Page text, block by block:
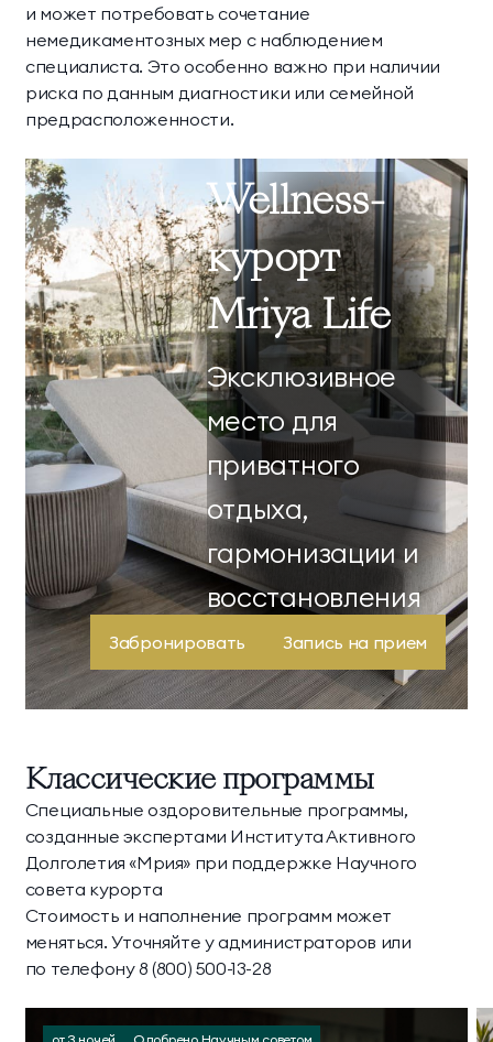
и может потребовать сочетание
немедикаментозных мер с наблюдением
специалиста. Это особенно важно при наличии
риска по данным диагностики или семейной
предрасположенности.
Wellness-
курорт
Mriya Life
Эксклюзивное
место для
приватного
отдыха,
гармонизации и
восстановления
здоровья.
Забронировать Запись на прием
Классические программы
Специальные оздоровительные программы,
созданные экспертами Института Активного
Долголетия «Мрия» при поддержке Научного
совета курорта
Стоимость и наполнение программ может
меняться. Уточняйте у администраторов или
по телефону 8 (800) 500-13-28